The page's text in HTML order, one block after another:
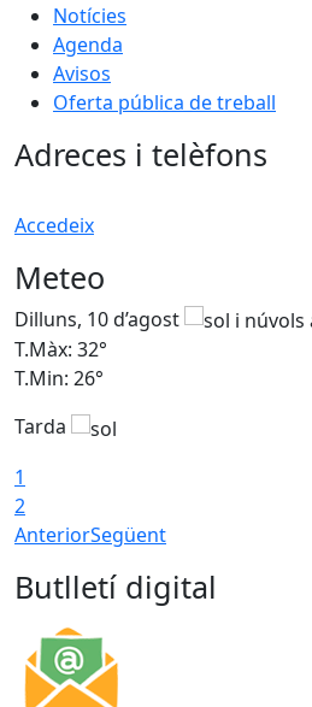
Notícies
Agenda
Avisos
Oferta pública de treball
Adreces i telèfons
Accedeix
Meteo
Dilluns, 10 d’agost
T.Màx: 32°
T.Min: 26°
Tarda
1
2
AnteriorSegüent
Butlletí digital